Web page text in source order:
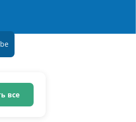
машин и баз данных
«Чистопар»
все